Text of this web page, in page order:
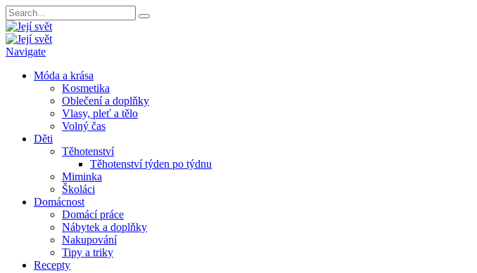
Navigate
Móda a krása
Kosmetika
Oblečení a doplňky
Vlasy, pleť a tělo
Volný čas
Děti
Těhotenství
Těhotenství týden po týdnu
Miminka
Školáci
Domácnost
Domácí práce
Nábytek a doplňky
Nakupování
Tipy a triky
Recepty